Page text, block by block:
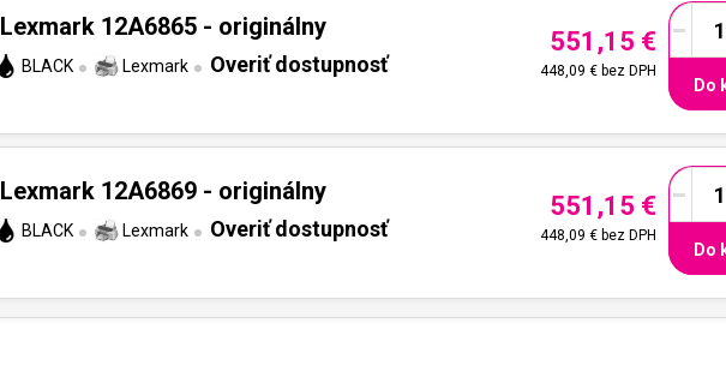
Lexmark 12A6865 - originálny
BLACK Lexmark Overiť dostupnosť
551,15 €
448,09 €bez DPH
-
Do
Lexmark 12A6869 - originálny
BLACK Lexmark Overiť dostupnosť
551,15 €
448,09 €bez DPH
-
Do